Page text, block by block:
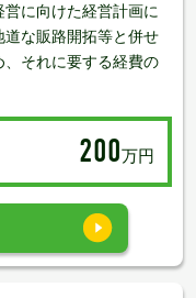
に向けた経営計画に
な販路開拓等と併せ
それに要する経費の
200万円